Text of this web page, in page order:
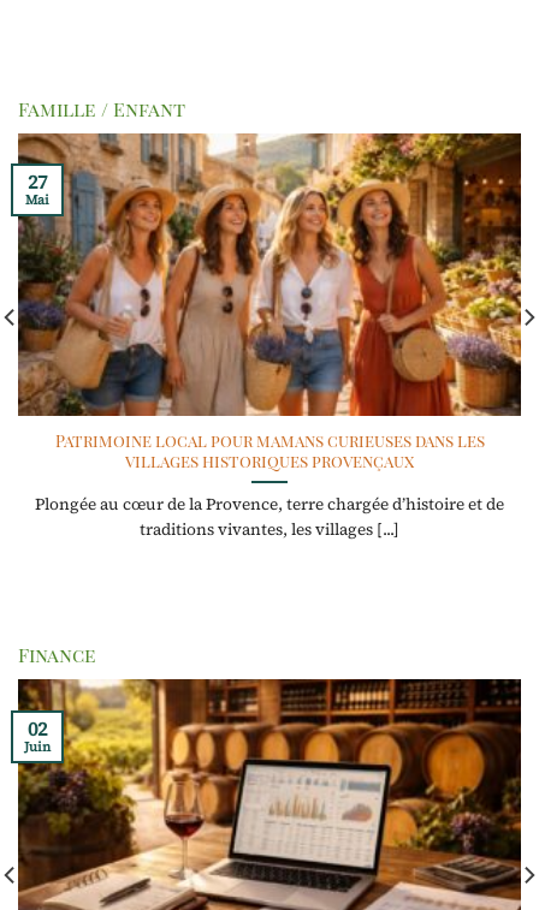
Famille / Enfant
Patrimoine local pour mamans curieuses dans les
villages historiques provençaux
Plongée au cœur de la Provence, terre chargée d’histoire et de
traditions vivantes, les villages [...]
27
Mai
Finance
02
Juin